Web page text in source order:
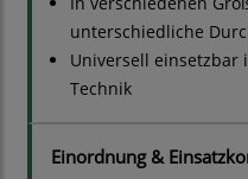
unterschiedliche
Universell einsetzbar
Technik
Einordnung &